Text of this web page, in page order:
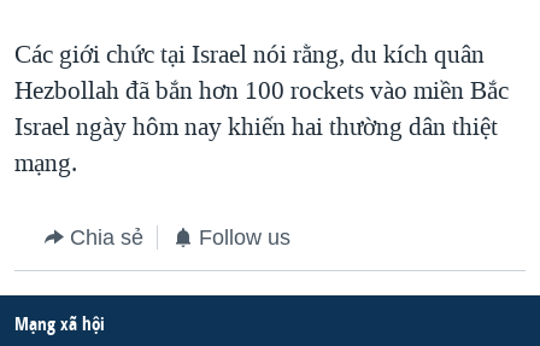
Các giới chức tại Israel nói rằng, du kích quân
Hezbollah đã bắn hơn 100 rockets vào miền Bắc
Israel ngày hôm nay khiến hai thường dân thiệt
mạng.
Chia sẻ Follow us
Mạng xã hội